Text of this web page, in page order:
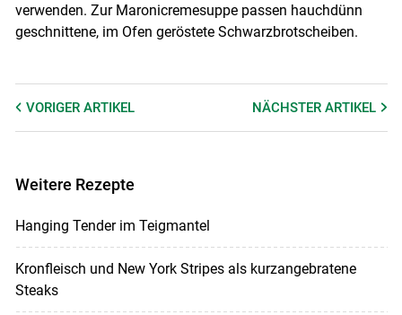
verwenden. Zur Maronicremesuppe passen hauchdünn
geschnittene, im Ofen geröstete Schwarzbrotscheiben.
VORIGER ARTIKEL NÄCHSTERARTIKEL
Weitere Rezepte
Hanging Tender im Teigmantel
Kronfleisch und New York Stripes als kurzangebratene
Steaks